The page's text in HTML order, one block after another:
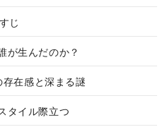
じ
が生んだのか？
存在感と深まる謎
タイル際立つ